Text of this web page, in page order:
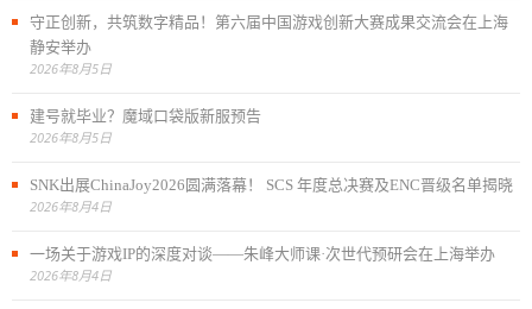
守正创新，共筑数字精品！第六届中国游戏创新大赛成果交流会在上海
静安举办
2026年8月5日
建号就毕业？魔域口袋版新服预告
2026年8月5日
SNK出展ChinaJoy2026圆满落幕！ SCS 年度总决赛及ENC晋级名单揭晓
2026年8月4日
一场关于游戏IP的深度对谈——朱峰大师课·次世代预研会在上海举办
2026年8月4日